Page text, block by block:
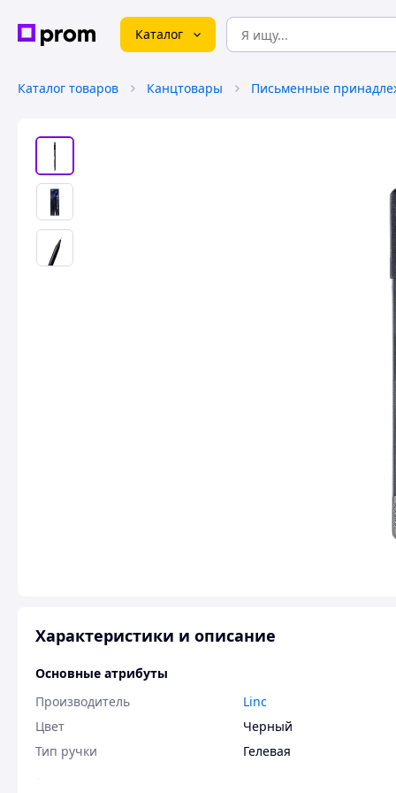
Каталог
Каталог товаров Канцтовары Письменные
Характеристики и описание
Основные атрибуты
Производитель
Linc
Цвет
Черный
Тип ручки
Гелевая